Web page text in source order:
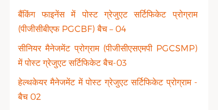
बैंकिंग फाइनेंस में पोस्ट ग्रेजुएट सर्टिफिकेट प्रोग्राम
(पीजीसीबीएफ PGCBF) बैच – 04
सीनियर मैनेजमेंट प्रोग्राम (पीजीसीएसएमपी PGCSMP)
में पोस्ट ग्रेजुएट सर्टिफिकेट बैच-03
हेल्थकेयर मैनेजमेंट में पोस्ट ग्रेजुएट सर्टिफिकेट प्रोग्राम -
बैच 02